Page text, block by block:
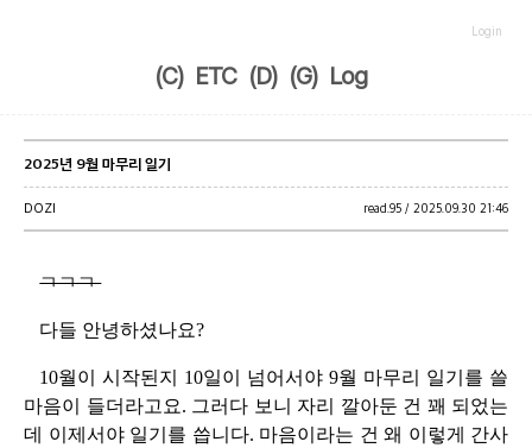
Login
(C) ETC (D) (G) Log
2025년 9월 마무리 일기
DOZI 2025.09.30 21:46
read. 95 /
ㄱㄱㄱ
다들 안녕하셨나요?
10월이 시작된지 10일이 넘어서야 9월 마무리 일기를 쓸
마음이 들더라고요. 그러다 보니 자리 깔아둔 건 꽤 되었는
데 이제서야 일기를 씁니다. 마음이라는 건 왜 이렇게 간사